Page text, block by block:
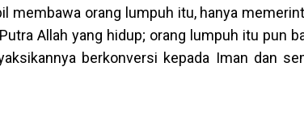
membawa orang lumpuh itu, hanya
Allah yang hidup; orang lumpuh itu pun
berkonversi kepada Iman dan